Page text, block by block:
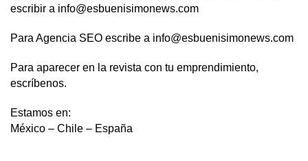
escribir a info@esbuenisimonews.com
Para Agencia SEO escribe a info@esbuenisimonews.com
Para aparecer en la revista con tu emprendimiento,
escríbenos.
Estamos en:
México – Chile – España